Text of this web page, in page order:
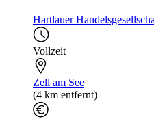
Hartlauer
Vollzeit
Zell am See
(4 km entfernt)